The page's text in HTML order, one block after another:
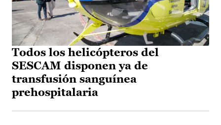
Todos los helicópteros del
SESCAM disponen ya de
transfusión sanguínea
prehospitalaria